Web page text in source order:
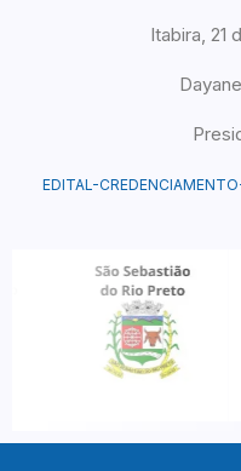
Itabira, 21
EDITAL-